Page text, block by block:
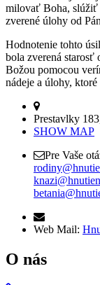
milovať Boha, slúžiť
zverené úlohy od
Hodnotenie tohto
bola zverená
Božou pomocou
nádeje a úlohy,
Prestavlky
SHOW MAP
Pre Vaše
Web Mail:
O nás